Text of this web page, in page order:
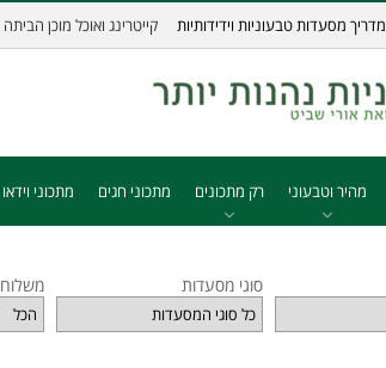
מדריך מסעדות טבעוניות וידידותיות קייטרינג ואוכל מוכן הביתה
מהיר וטבעוני רק מתכונים מתכוני חגים מתכוני וידאו
סוגי מסעדות משלוח